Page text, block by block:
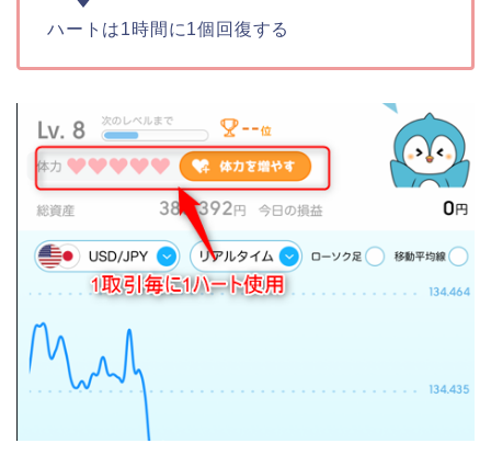
ハートは1時間に1個回復する